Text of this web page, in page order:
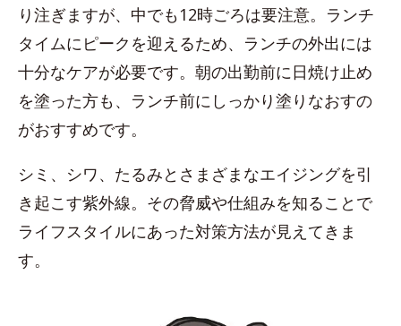
り注ぎますが、中でも12時ごろは要注意。ランチ
タイムにピークを迎えるため、ランチの外出には
十分なケアが必要です。朝の出勤前に日焼け止め
を塗った方も、ランチ前にしっかり塗りなおすの
がおすすめです。
シミ、シワ、たるみとさまざまなエイジングを引
き起こす紫外線。その脅威や仕組みを知ることで
ライフスタイルにあった対策方法が見えてきま
す。